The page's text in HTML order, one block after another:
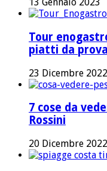
Tour
piatti da
23 Dicembre 2022
7 cose da
Rossini
20 Dicembre 2022